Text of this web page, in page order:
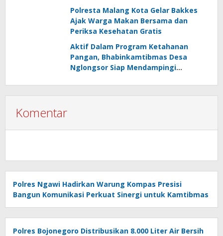
Polresta Malang Kota Gelar Bakkes
Ajak Warga Makan Bersama dan
Periksa Kesehatan Gratis
Aktif Dalam Program Ketahanan
Pangan, Bhabinkamtibmas Desa
Nglongsor Siap Mendampingi
Komentar
Polres Ngawi Hadirkan Warung Kompas Presisi
Bangun Komunikasi Perkuat Sinergi untuk Kamtibmas
Polres Bojonegoro Distribusikan 8.000 Liter Air Bersih